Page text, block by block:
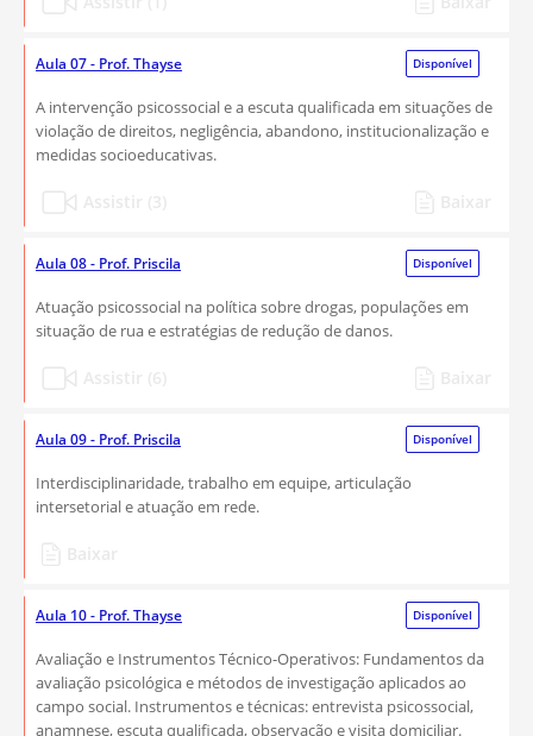
Aula 07 - Prof. Thayse Disponível
A intervenção psicossocial e a escuta qualificada em situações de
violação de direitos, negligência, abandono, institucionalização e
medidas socioeducativas.
Aula 08 - Prof. Priscila Disponível
Atuação psicossocial na política sobre drogas, populações em
situação de rua e estratégias de redução de danos.
Aula 09 - Prof. Priscila Disponível
Interdisciplinaridade, trabalho em equipe, articulação
intersetorial e atuação em rede.
Aula 10 - Prof. Thayse Disponível
Avaliação e Instrumentos Técnico-Operativos: Fundamentos da
avaliação psicológica e métodos de investigação aplicados ao
campo social. Instrumentos e técnicas: entrevista psicossocial,
anamnese, escuta qualificada, observação e visita domiciliar.